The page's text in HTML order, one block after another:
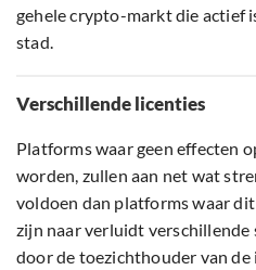
gehele crypto-markt die actief
stad.
Verschillende licenties
Platforms waar geen effecten
worden, zullen aan net wat
voldoen dan platforms waar
zijn naar verluidt verschillende
door de toezichthouder van de